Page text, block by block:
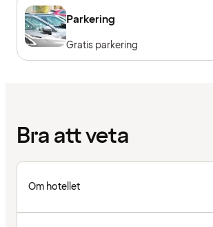
Parkering
Gratis parkering
Bra att veta
Om hotellet